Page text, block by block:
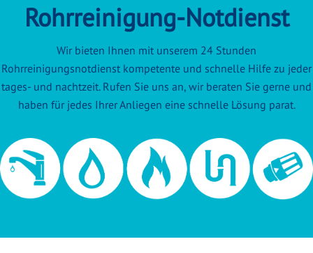
Rohrreinigung-Notdienst
Wir bieten Ihnen mit unserem 24 Stunden
Rohrreinigungsnotdienst kompetente und schnelle Hilfe zu jeder
tages- und nachtzeit. Rufen Sie uns an, wir beraten Sie gerne und
haben für jedes Ihrer Anliegen eine schnelle Lösung parat.